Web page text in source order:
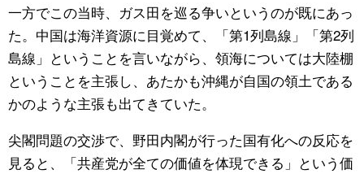
一方でこの当時、ガス田を巡る争いというのが既にあっ
た。中国は海洋資源に目覚めて、「第1列島線」「第2列
島線」ということを言いながら、領海については大陸棚
ということを主張し、あたかも沖縄が自国の領土である
かのような主張も出てきていた。
尖閣問題の交渉で、野田内閣が行った国有化への反応を
見ると、「共産党が全ての価値を体現できる」という価